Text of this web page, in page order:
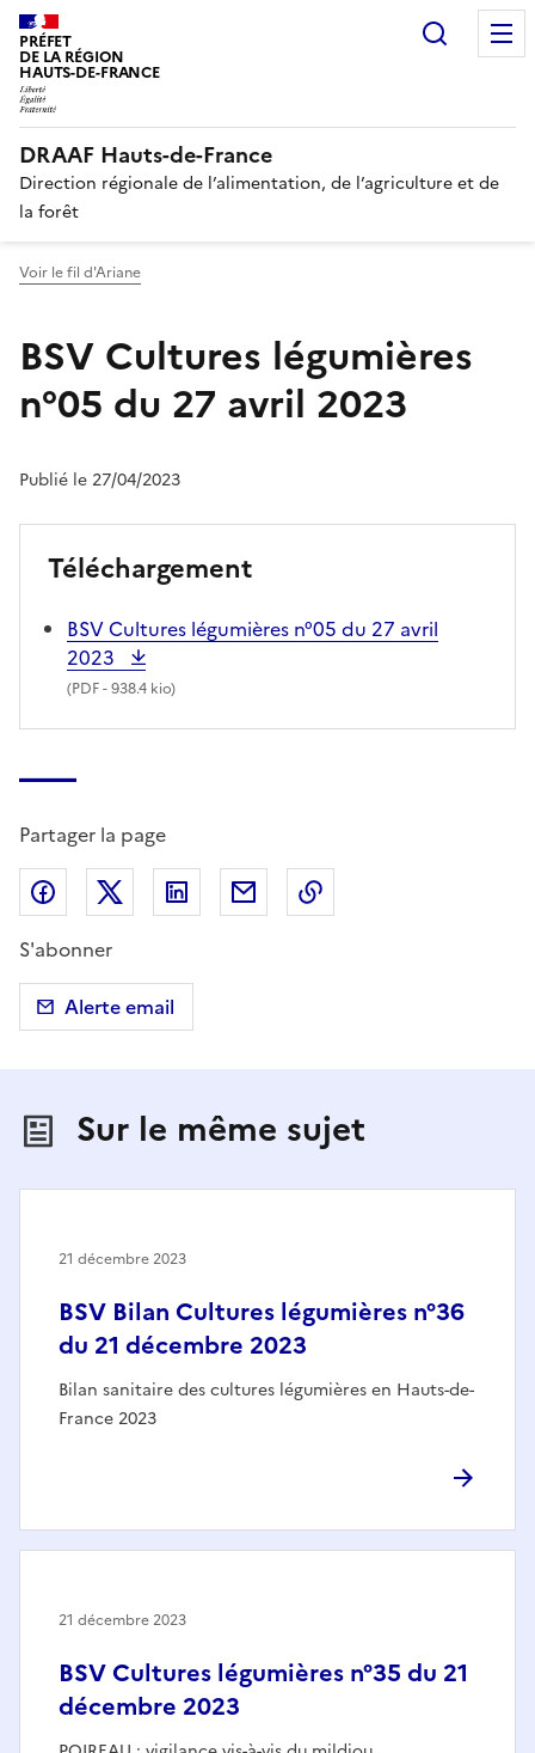
PRÉFET
DE LA RÉGION
HAUTS-DE-FRANCE
DRAAF Hauts-de-France
Direction régionale de l’alimentation, de l’agriculture et de
la forêt
Voir le fil d'Ariane
BSV Cultures légumières
n°05 du 27 avril 2023
Publié le 27/04/2023
Téléchargement
BSV Cultures légumières n°05 du 27 avril
2023
(PDF- 938.4 kio)
Partager la page
Partager sur Facebook
Partager sur X (anciennement Twitter)
Partager sur LinkedIn
Partager par email
S'abonner
Alerte email
Sur le même sujet
BSV Bilan Cultures légumières n°36
du 21 décembre 2023
Bilan sanitaire des cultures légumières en Hauts-de-
France 2023
21 décembre 2023
BSV Cultures légumières n°35 du 21
décembre 2023
21 décembre 2023